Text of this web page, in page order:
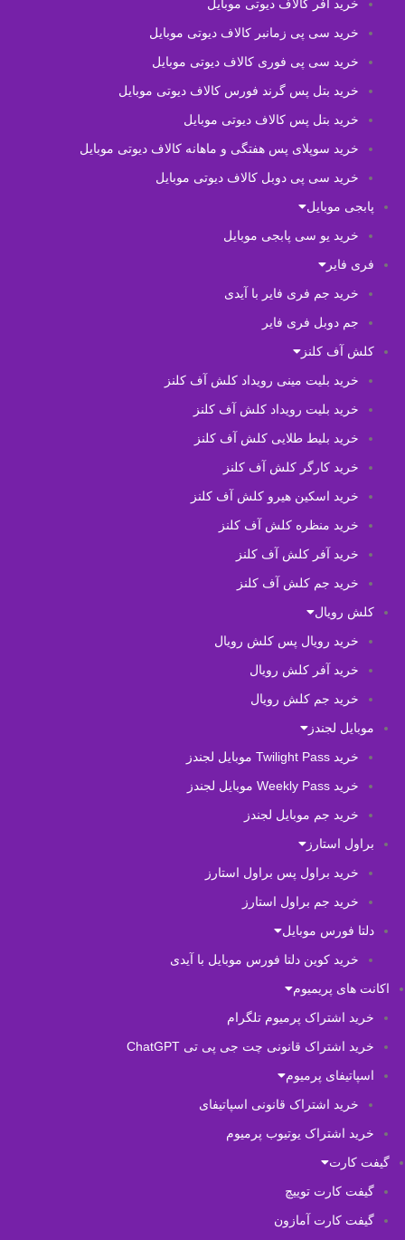
خرید آفر کالاف دیوتی موبایل
خرید سی پی زمانبر کالاف دیوتی موبایل
خرید سی پی فوری کالاف دیوتی موبایل
خرید بتل پس گرند فورس کالاف دیوتی موبایل
خرید بتل پس کالاف دیوتی موبایل
خرید سوپلای پس هفتگی و ماهانه کالاف دیوتی موبایل
خرید سی پی دوبل کالاف دیوتی موبایل
پابجی موبایل
خرید یو سی پابجی موبایل
فری فایر
خرید جم فری فایر با آیدی
جم دوبل فری فایر
کلش آف کلنز
خرید بلیت مینی رویداد کلش آف کلنز
خرید بلیت رویداد کلش آف کلنز
خرید بلیط طلایی کلش آف کلنز
خرید کارگر کلش آف کلنز
خرید اسکین هیرو کلش آف کلنز
خرید منظره کلش آف کلنز
خرید آفر کلش آف کلنز
خرید جم کلش آف کلنز
کلش رویال
خرید رویال پس کلش رویال
خرید آفر کلش رویال
خرید جم کلش رویال
موبایل لجندز
خرید Twilight Pass موبایل لجندز
خرید Weekly Pass موبایل لجندز
خرید جم موبایل لجندز
براول استارز
خرید براول پس براول استارز
خرید جم براول استارز
دلتا فورس موبایل
خرید کوین دلتا فورس موبایل با آیدی
اکانت های پریمیوم
خرید اشتراک پرمیوم تلگرام
خرید اشتراک قانونی چت جی پی تی ChatGPT
اسپاتیفای پرمیوم
خرید اشتراک قانونی اسپاتیفای
خرید اشتراک یوتیوب پرمیوم
گیفت کارت
گیفت کارت توییچ
گیفت کارت آمازون